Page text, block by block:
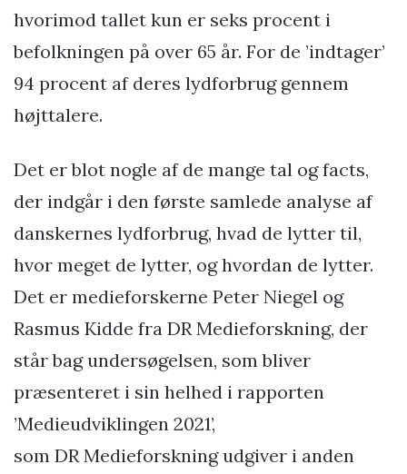
hvorimod tallet kun er seks procent i
befolkningen på over 65 år. For de ’indtager’
94 procent af deres lydforbrug gennem
højttalere.
Det er blot nogle af de mange tal og facts,
der indgår i den første samlede analyse af
danskernes lydforbrug, hvad de lytter til,
hvor meget de lytter, og hvordan de lytter.
Det er medieforskerne Peter Niegel og
Rasmus Kidde fra DR Medieforskning, der
står bag undersøgelsen, som bliver
præsenteret i sin helhed i rapporten
’Medieudviklingen 2021’,
som DR Medieforskning udgiver i anden